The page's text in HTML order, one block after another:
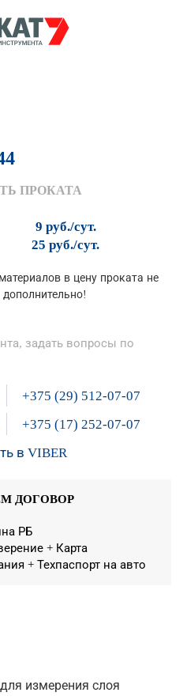
ПРОКАТА
9 руб./сут.
25 руб./сут.
в цену проката не
задать вопросы по
+375 (29) 512-07-07
+375 (17) 252-07-07
в VIBER
ДОГОВОР
РБ
+ Карта
+ Техпаспорт на авто
измерения слоя